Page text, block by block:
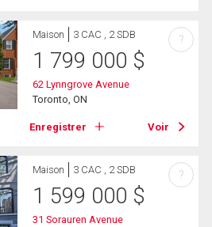
Maison 3 CAC , 2 SDB
1 799 000 $
62 Lynngrove Avenue
Toronto, ON
Enregistrer Voir
?
Maison 3 CAC , 2 SDB
1 599 000 $
31 Sorauren Avenue
?